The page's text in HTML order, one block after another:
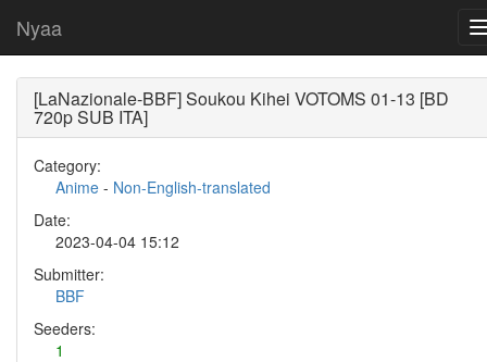
Nyaa
[LaNazionale-BBF] Soukou Kihei VOTOMS 01-13 [BD
720p SUB ITA]
Category:
Anime - Non-English-translated
Date:
2023-04-04 15:12
Submitter:
BBF
Seeders:
1